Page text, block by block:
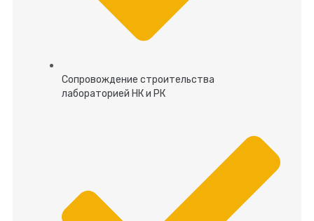
Сопровождение строительства
лабораторией НК и РК